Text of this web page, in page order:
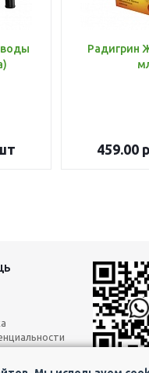
воды
Радигрин
459.00